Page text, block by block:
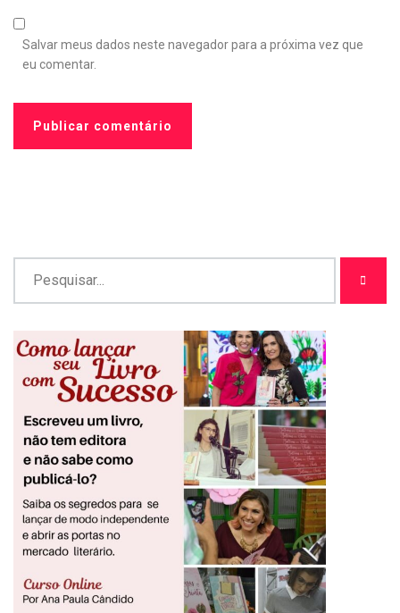
Salvar meus dados neste navegador para a próxima vez que
eu comentar.